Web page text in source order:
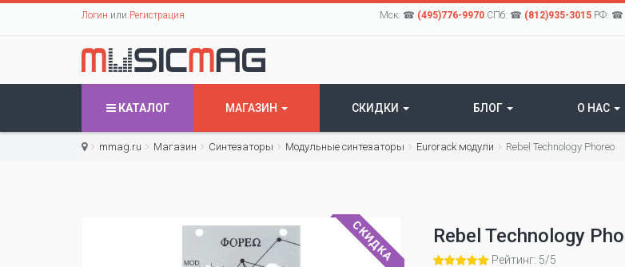
Логин или Регистрация Мск: ☎ (495)776-9970СПб: ☎ (812)935-3015РФ: ☎
КАТАЛОГ МАГАЗИН СКИДКИ БЛОГ О НАС
mmag.ru Магазин Синтезаторы Модульные синтезаторы Eurorack модули Rebel Technology Phoreo
СКИДКА Rebel Technology
Рейтинг: 5/5